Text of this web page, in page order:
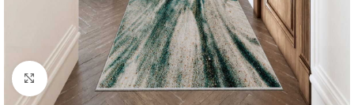
Click to enlarge